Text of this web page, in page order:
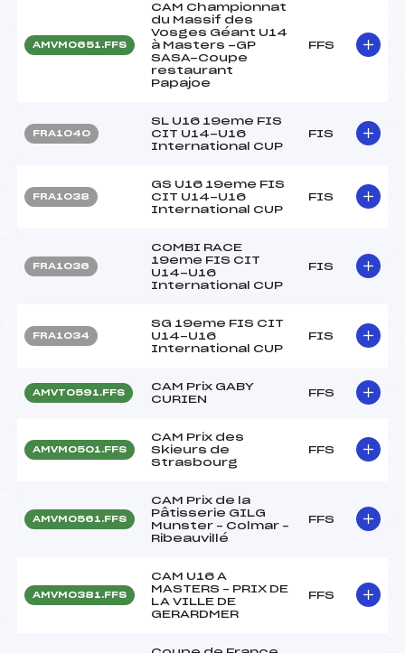
AMVM0651.FFS
CAM Championnat
du Massif des
Vosges Géant U14
à Masters -GP
SASA-Coupe
restaurant
Papajoe
FFS
FRA1040
SL U16 19eme FIS
CIT U14-U16
International CUP
FIS
FRA1038
GS U16 19eme FIS
CIT U14-U16
International CUP
FIS
FRA1036
COMBI RACE
19eme FIS CIT
U14-U16
International CUP
FIS
FRA1034
SG 19eme FIS CIT
U14-U16
International CUP
FIS
AMVT0591.FFS
CAM Prix GABY
CURIEN
FFS
AMVM0501.FFS
CAM Prix des
Skieurs de
Strasbourg
FFS
AMVM0561.FFS
CAM Prix de la
Pâtisserie GILG
Munster – Colmar –
Ribeauvillé
FFS
AMVM0381.FFS
CAM U16 A
MASTERS – PRIX DE
LA VILLE DE
GERARDMER
FFS